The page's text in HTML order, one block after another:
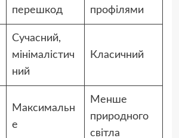
перешкод
профілями
Сучасний,
мінімалістич
ний
Класичний
Максимальн
е
Менше
природного
світла